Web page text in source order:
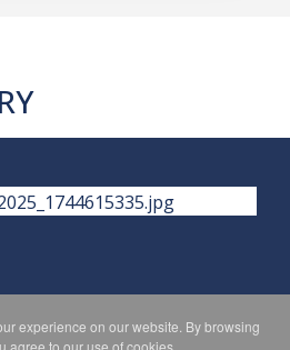
MAPA WEBA
experience on our website. By browsing
agree to our use of cookies.